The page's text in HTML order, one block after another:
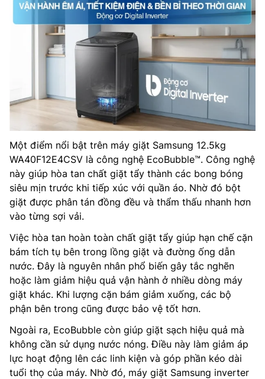
Một điểm nổi bật trên máy giặt Samsung 12.5kg
WA40F12E4CSV là công nghệ EcoBubble™. Công nghệ
này giúp hòa tan chất giặt tẩy thành các bong bóng
siêu mịn trước khi tiếp xúc với quần áo. Nhờ đó bột
giặt được phân tán đồng đều và thẩm thấu nhanh hơn
vào từng sợi vải.
Việc hòa tan hoàn toàn chất giặt tẩy giúp hạn chế cặn
bám tích tụ bên trong lồng giặt và đường ống dẫn
nước. Đây là nguyên nhân phổ biến gây tắc nghẽn
hoặc làm giảm hiệu quả vận hành ở nhiều dòng máy
giặt khác. Khi lượng cặn bám giảm xuống, các bộ
phận bên trong cũng được bảo vệ tốt hơn.
Ngoài ra, EcoBubble còn giúp giặt sạch hiệu quả mà
không cần sử dụng nước nóng. Điều này làm giảm áp
lực hoạt động lên các linh kiện và góp phần kéo dài
tuổi thọ của máy. Nhờ đó, máy giặt Samsung inverter